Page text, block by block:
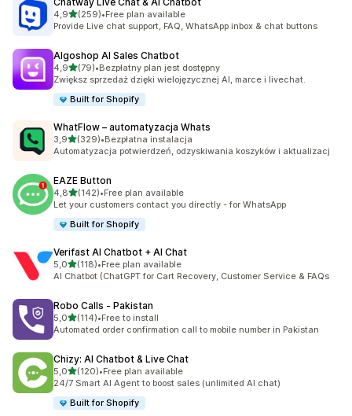
4,9na 5 gwiazdek
(259)
Łączna liczba recenzji: 259
•Free plan available
Provide Live chat support, FAQ, WhatsApp inbox & chat buttons
Algoshop AI Sales Chatbot
4,9na 5 gwiazdek
(79)
Łączna liczba recenzji: 79
•Bezpłatny plan jest dostępny
Zwiększ sprzedaż dzięki wielojęzycznej AI, marce i livechat.
Built for Shopify
WhatFlow – automatyzacja Whats
3,9na 5 gwiazdek
(329)
Łączna liczba recenzji: 329
•Bezpłatna instalacja
Automatyzacja potwierdzeń, odzyskiwania koszyków i aktualizacj
EAZE Button
4,8na 5 gwiazdek
(142)
Łączna liczba recenzji: 142
•Free plan available
Let your customers contact you directly - for WhatsApp
Built for Shopify
Verifast AI Chatbot + AI Chat
5,0na 5 gwiazdek
(118)
Łączna liczba recenzji: 118
•Free plan available
AI Chatbot (ChatGPT for Cart Recovery, Customer Service & FAQs
Robo Calls ‑ Pakistan
5,0na 5 gwiazdek
(114)
Łączna liczba recenzji: 114
•Free to install
Automated order confirmation call to mobile number in Pakistan
Chizy: AI Chatbot & Live Chat
5,0na 5 gwiazdek
(120)
Łączna liczba recenzji: 120
•Free plan available
24/7 Smart AI Agent to boost sales (unlimited AI chat)
Built for Shopify